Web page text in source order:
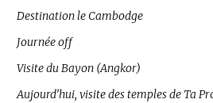
Destination le Cambodge
Journée off
Visite du Bayon (Angkor)
Aujourd’hui, visite des temples de Ta